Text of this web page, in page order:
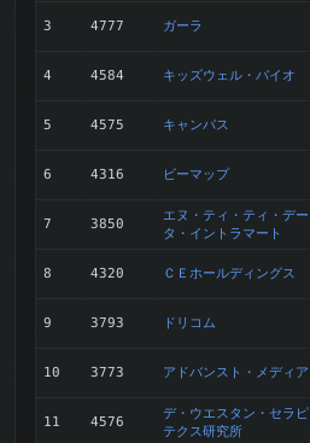
3 4777 ガーラ
4 4584 キッズウェル・バイオ
5 4575 キャンバス
6 4316 ビーマップ
7 3850 エヌ・ティ・ティ・デー
タ・イントラマート
8 4320 ＣＥホールディングス
9 3793 ドリコム
10 3773 アドバンスト・メディア
11 4576 デ・ウエスタン・セラピ
テクス研究所